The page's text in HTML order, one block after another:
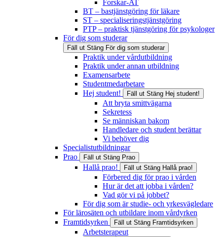
Forskar-AT
BT – bastjänstgöring för läkare
ST – specialiseringstjänstgöring
PTP – praktisk tjänstgöring för psykologer
För dig som studerar
Fäll ut Stäng För dig som studerar
Praktik under vårdutbildning
Praktik under annan utbildning
Examensarbete
Studentmedarbetare
Hej student!
Fäll ut Stäng Hej student!
Att bryta smittvägarna
Sekretess
Se människan bakom
Handledare och student berättar
Vi behöver dig
Specialistutbildningar
Prao
Fäll ut Stäng Prao
Hallå prao! Fäll ut Stäng Hallå prao!
Förbered dig för prao i vården
Hur är det att jobba i vården?
Vad gör vi på jobbet?
För dig som är studie- och yrkesvägledare
För lärosäten och utbildare inom vårdyrken
Framtidsyrken
Fäll ut Stäng Framtidsyrken
Arbetsterapeut